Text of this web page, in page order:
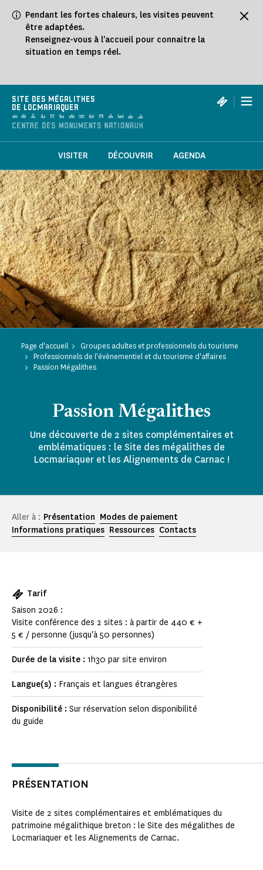
Pendant les fortes chaleurs, les visites peuvent
être adaptées.
Renseignez-vous à l'accueil pour connaitre la
situation en temps réel.
SITE DES MÉGALITHES
DE LOCMARIAQUER
|
VISITER DÉCOUVRIR AGENDA
Page d'accueil
Groupes adultes et professionnels du tourisme
Professionnels de l'évènementiel et du tourisme d'affaires
Passion Mégalithes
Passion Mégalithes
Une découverte de 2 sites complémentaires et
emblématiques : le Site des mégalithes de
Locmariaquer et les Alignements de Carnac !
Aller à : Présentation Modes de paiement
Informations pratiques Ressources Contacts
Tarif
Saison 2026 :
Visite conférence des 2 sites : à partir de 440 € +
5 € / personne (jusqu'à 50 personnes)
Durée de la visite : 1h30 par site environ
Langue(s) : Français et langues étrangères
Disponibilité : Sur réservation selon disponibilité
du guide
PRÉSENTATION
Visite de 2 sites complémentaires et emblématiques du
patrimoine mégalithique breton : le Site des mégalithes de
Locmariaquer et les Alignements de Carnac.